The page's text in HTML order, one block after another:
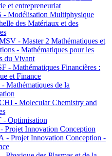
et entrepreneuriat
- Modélisation Multiphysique
des Matériaux et des
- Master 2 Mathématiques et
- Mathématiques pour les
du Vivant
- Mathématiques Financières :
et Finance
Mathématiques de la
- Molecular Chemistry and
- Optimisation
Projet Innovation Conception
- Projet Innovation Conception -